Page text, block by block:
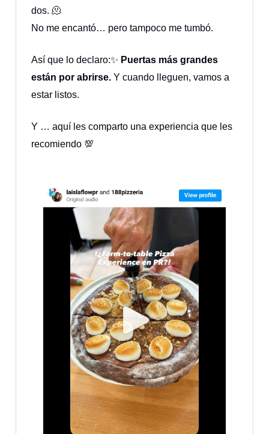
dos. 🫠
No me encantó… pero tampoco me tumbó.
Así que lo declaro:✨ Puertas más grandes
están por abrirse. Y cuando lleguen, vamos a
estar listos.
Y … aquí les comparto una experiencia que les
recomiendo 💯